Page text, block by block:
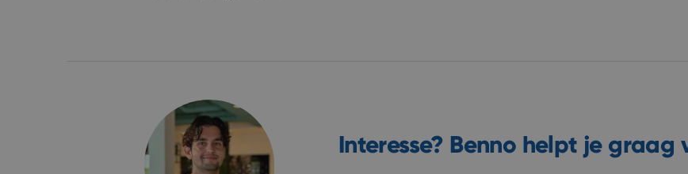
Interesse? Benno helpt je graag